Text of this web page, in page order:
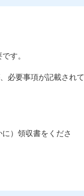
す。
必要事項が記載されて
）領収書をくださ